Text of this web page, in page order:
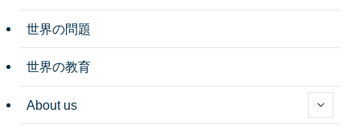
世界の問題
世界の教育
About us